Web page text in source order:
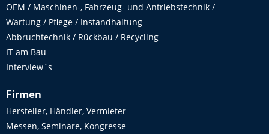
OEM / Maschinen-, Fahrzeug- und Antriebstechnik /
Wartung / Pflege / Instandhaltung
Abbruchtechnik / Rückbau / Recycling
IT am Bau
Interview´s
Firmen
Hersteller, Händler, Vermieter
Messen, Seminare, Kongresse